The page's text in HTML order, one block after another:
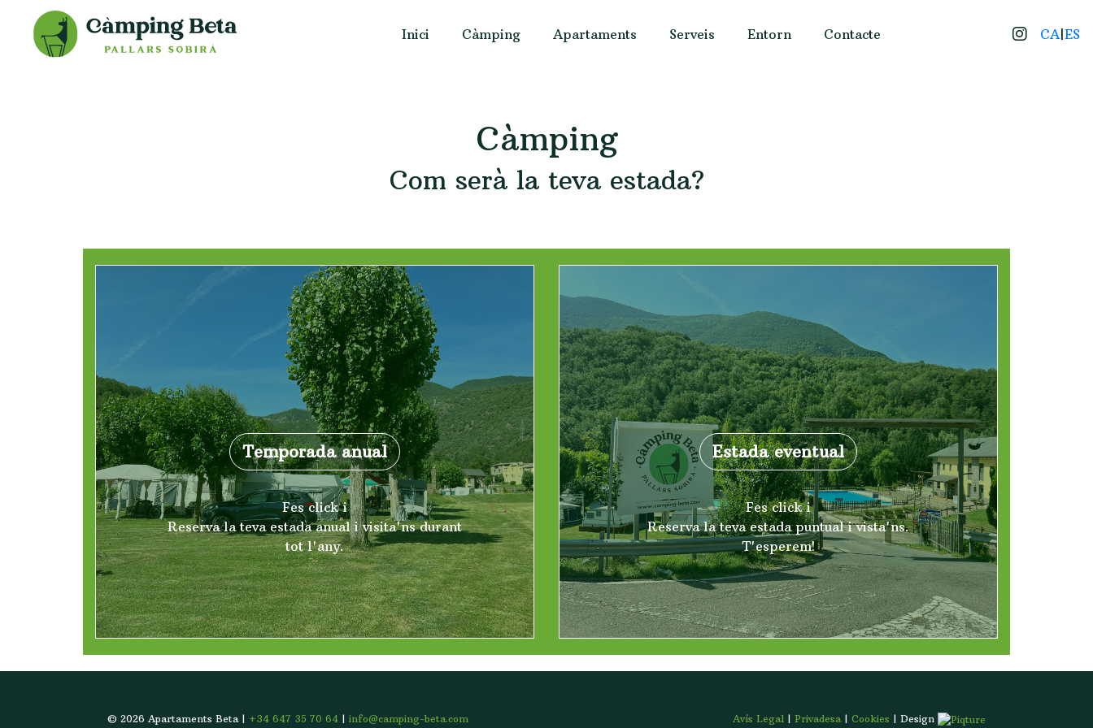
Inici Càmping Apartaments Serveis Entorn Contacte CA| ES
Càmping
Com serà la teva estada?
Temporada anual
Fes click i
Reserva la teva estada anual i visita'ns durant
tot l'any.
Estada eventual
Fes click i
Reserva la teva estada puntual i vista'ns.
T'esperem!
© 2026 Apartaments Beta | +34 647 35 70 64 | info@camping-beta.com Avís Legal | Privadesa| Cookies | Design